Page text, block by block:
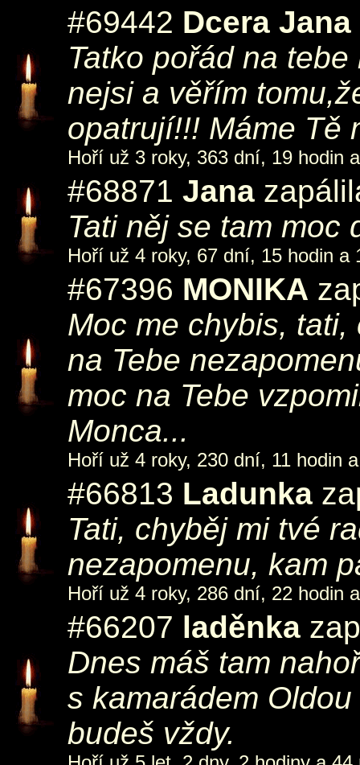
#69442 Dcera Jana
Tatko pořád na
nejsi a věřím
opatrují!!! Máme Tě
Hoří už 3 roky, 363 dní, 19 hodin
#68871 Jana
Tati něj se tam moc
Hoří už 4 roky, 67 dní, 15 hodin a
#67396 MONIKA
Moc me chybis,
na Tebe
moc na Tebe
Monca...
Hoří už 4 roky, 230 dní, 11 hodin
#66813 Ladunka
Tati, chyběj mi tvé
nezapomenu, kam
Hoří už 4 roky, 286 dní, 22 hodin
#66207 laděnka
Dnes máš tam
s kamarádem
budeš vždy.